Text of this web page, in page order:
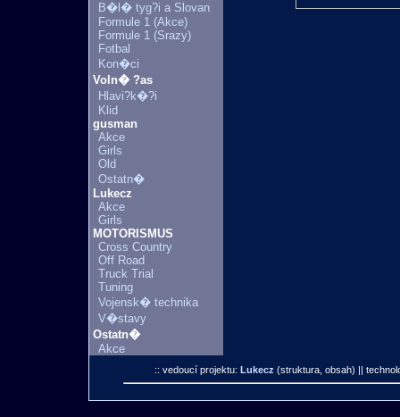
B�l� tyg?i a Slovan
Formule 1 (Akce)
Formule 1 (Srazy)
Fotbal
Kon�ci
Voln� ?as
Hlavi?k�?i
Klid
gusman
Akce
Girls
Old
Ostatn�
Lukecz
Akce
Girls
MOTORISMUS
Cross Country
Off Road
Truck Trial
Tuning
Vojensk� technika
V�stavy
Ostatn�
Akce
:: vedoucí projektu: Lukecz (struktura, obsah) ||